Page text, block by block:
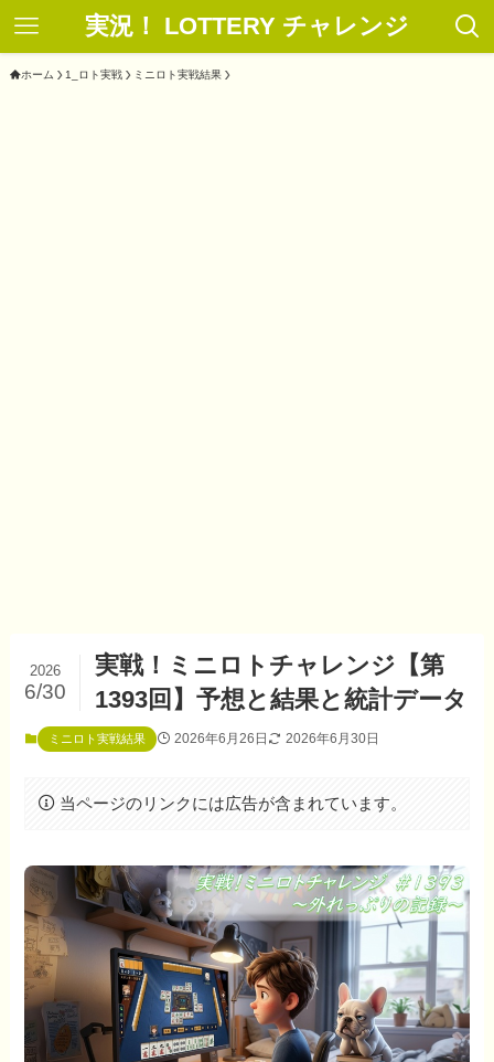
実況！ LOTTERY チャレンジ
ホーム 1_ロト実戦 ミニロト実戦結果
実戦！ミニロトチャレンジ【第
1393回】予想と結果と統計データ
2026
6/30
ミニロト実戦結果 2026年6月26日 2026年6月30日
当ページのリンクには広告が含まれています。